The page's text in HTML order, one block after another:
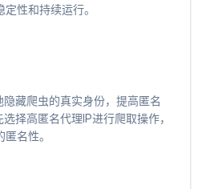
性和持续运行。
藏爬虫的真实身份，提高匿名
择高匿名代理IP进行爬取操作，
名性。